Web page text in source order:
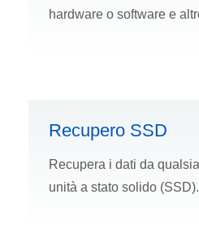
hardware o software e
Recupero SSD
Recupera i dati da
unità a stato solido (SSD).